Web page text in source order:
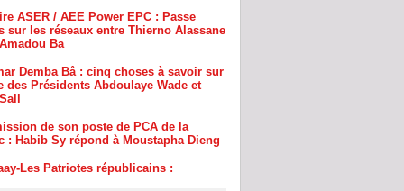
Demba Bâ : cinq choses à savoir sur
des Présidents Abdoulaye Wade et
de son poste de PCA de la
: Habib Sy répond à Moustapha Dieng
Diomaye Faye a recruté Bara Gaye